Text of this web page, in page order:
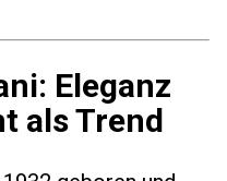
Eleganz
als Trend